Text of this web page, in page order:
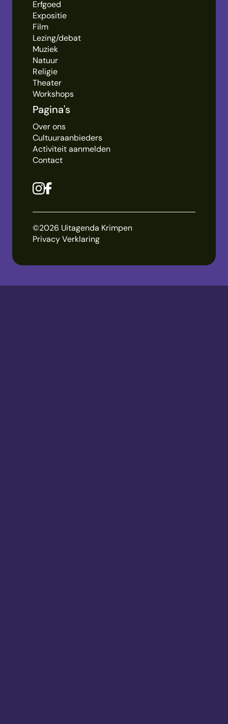
Erfgoed
Expositie
Film
Lezing/debat
Muziek
Natuur
Religie
Theater
Workshops
Pagina's
Over ons
Cultuuraanbieders
Activiteit aanmelden
Contact
©2026 Uitagenda Krimpen
Privacy Verklaring